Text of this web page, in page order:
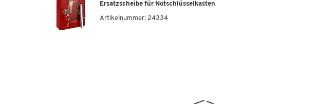
Ersatzscheibe für Notschlüsselkasten
Artikelnummer: 24334